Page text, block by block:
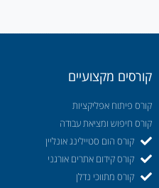
קורסים מקצועיים
קורס פיתוח אפליקציות
קורס חיפוש ומציאת עבודה
קורס הום סטיילינג אונליין
קורס קידום אתרים אורגני
קורס מתווכי נדלן